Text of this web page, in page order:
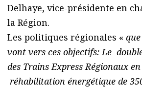
Delhaye, vice-présidente en
la Région.
Les politiques régionales «
vont vers ces objectifs: Le
des Trains Express Régionaux
réhabilitation énergétique de